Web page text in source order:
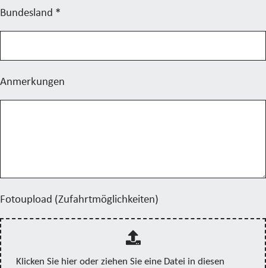
Bundesland *
Anmerkungen
Fotoupload (Zufahrtmöglichkeiten)
Klicken Sie hier oder ziehen Sie eine Datei in diesen